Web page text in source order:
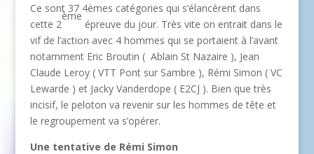
Ce sont 37 4èmes catégories qui s’élancèrent dans
cette 2
ème
épreuve du jour. Très vite on entrait dans le
vif de l’action avec 4 hommes qui se portaient à l’avant
notamment Eric Broutin ( Ablain St Nazaire ), Jean
Claude Leroy ( VTT Pont sur Sambre ), Rémi Simon ( VC
Lewarde ) et Jacky Vanderdope ( E2CJ ). Bien que très
incisif, le peloton va revenir sur les hommes de tête et
le regroupement va s’opérer.
Une tentative de Rémi Simon